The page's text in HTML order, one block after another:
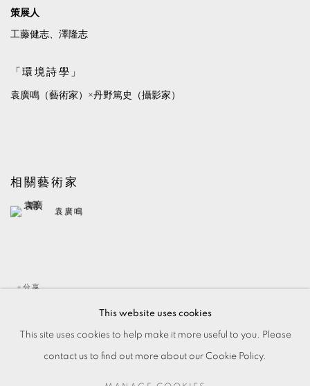
策展人
工藤健志、澤隆志
「環境詩學」
袁廣鳴（藝術家）×丹野篤史（攝影家）
相關藝術家
袁廣鳴
分享
This website uses cookies
This site uses cookies to help make it more useful to you. Please
contact us to find out more about our Cookie Policy.